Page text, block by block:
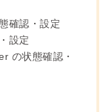
確認・設定
設定
の状態確認・